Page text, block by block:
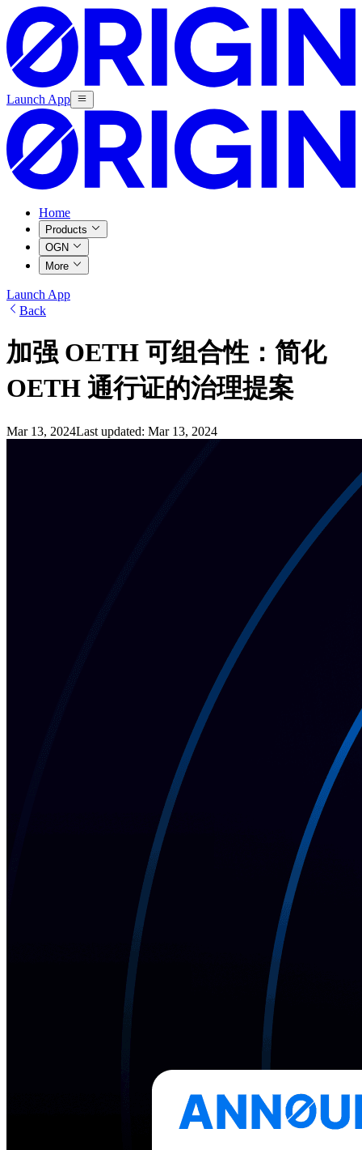
Launch App
Home
Products
OGN
More
Launch App
Back
加强 OETH 可组合性：简化
OETH 通行证的治理提案
Mar 13, 2024Last updated: Mar 13, 2024